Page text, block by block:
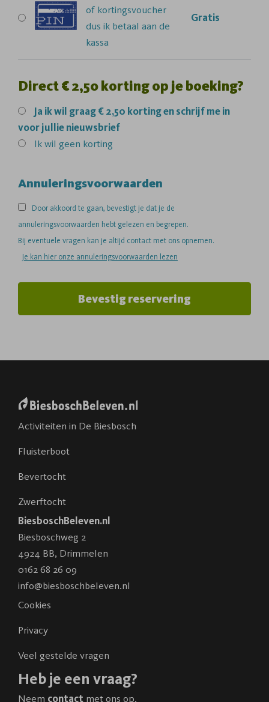
of kortingsvoucher
dus ik betaal aan de
kassa
Gratis
Direct € 2,50 korting op je boeking?
Ja ik wil graag € 2,50 korting en schrijf me in
voor jullie nieuwsbrief
Ik wil geen korting
Annuleringsvoorwaarden
Door akkoord te gaan, bevestigt je dat je de
annuleringsvoorwaarden hebt gelezen en begrepen.
Bij eventuele vragen kan je altijd contact met ons opnemen.
Je kan hier onze annuleringsvoorwaarden lezen
Bevestig reservering
Activiteiten in De Biesbosch
Fluisterboot
Bevertocht
Zwerftocht
BiesboschBeleven.nl
Biesboschweg 2
4924 BB, Drimmelen
0162 68 26 09
info@biesboschbeleven.nl
Cookies
Privacy
Veel gestelde vragen
Heb je een vraag?
Neem contact met ons op.